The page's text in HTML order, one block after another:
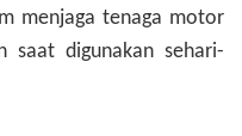
menjaga tenaga motor
saat digunakan sehari-